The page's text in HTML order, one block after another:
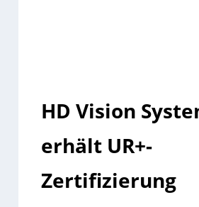
HD Vision
erhält UR+-
Zertifizierung